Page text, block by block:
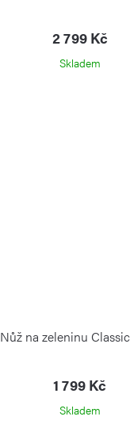
2 799 Kč
Skladem
Nůž na zeleninu
1 799 Kč
Skladem